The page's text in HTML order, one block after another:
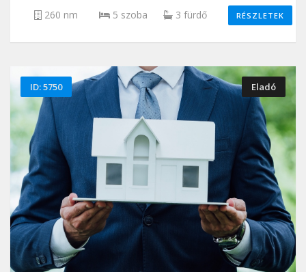
260 nm 5 szoba 3 fürdő RÉSZLETEK
ID: 5750 Eladó